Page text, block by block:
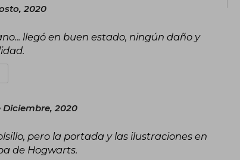
2020
llegó en buen estado, ningún daño y
Diciembre, 2020
pero la portada y las ilustraciones en
de Hogwarts.